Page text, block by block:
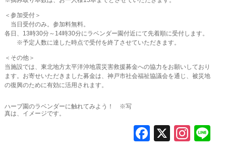
＜参加受付＞
当日受付のみ。参加料無料。
各日、13時30分～14時30分にラベンダー園付近にて先着順に受付します。
※予定人数に達した時点で受付を終了させていただきます。
＜その他＞
当施設では、東北地方太平洋沖地震災害救援募金への協力をお願いしており
ます。お寄せいただきました募金は、神戸市社会福祉協議会を通じ、被災地
の復興のために有効に活用されます。
ハーブ園のラベンダーに触れてみよう！ ※写
真は、イメージです。
F X In